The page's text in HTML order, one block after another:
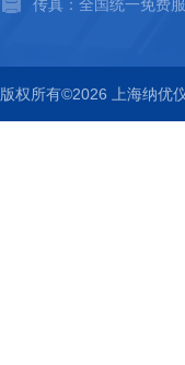
传真：全国统一免费
版权所有©2026 上海纳优